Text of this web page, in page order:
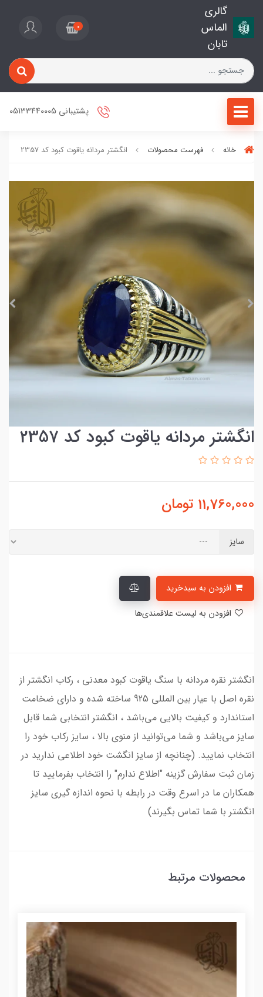
گالری
الماس
تابان
0
پشتیبانی 05133440005
خانه فهرست محصولات انگشتر مردانه یاقوت کبود کد 2357
انگشتر مردانه یاقوت کبود کد 2357
11,760,000 تومان
سایز
انگشتر نقره مردانه با سنگ یاقوت کبود معدنی ، رکاب انگشتر از
نقره اصل با عیار بین المللی 925 ساخته شده و دارای ضخامت
استاندارد و کیفیت بالایی می‌باشد ، انگشتر انتخابی شما قابل
سایز می‌باشد و شما می‌توانید از منوی بالا ، سایز رکاب خود را
انتخاب نمایید. (چنانچه از سایز انگشت خود اطلاعی ندارید در
زمان ثبت سفارش گزینه "اطلاع ندارم" را انتخاب بفرمایید تا
همکاران ما در اسرع وقت در رابطه با نحوه اندازه گیری سایز
انگشتر با شما تماس بگیرند)
محصولات مرتبط